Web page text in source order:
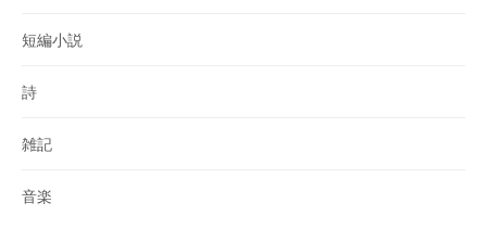
短編小説
詩
雑記
音楽